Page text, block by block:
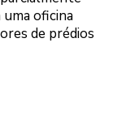
oficina
de prédios